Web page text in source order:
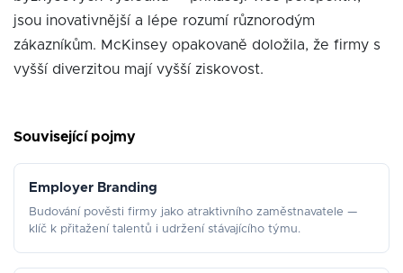
jsou inovativnější a lépe rozumí různorodým
zákazníkům. McKinsey opakovaně doložila, že firmy s
vyšší diverzitou mají vyšší ziskovost.
Související pojmy
Employer Branding
Budování pověsti firmy jako atraktivního zaměstnavatele —
klíč k přitažení talentů i udržení stávajícího týmu.